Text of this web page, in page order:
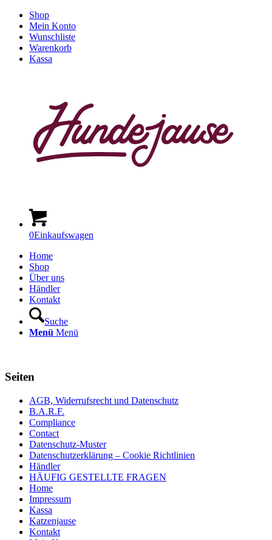
Shop
Mein Konto
Wunschliste
Warenkorb
Kassa
0Einkaufswagen
Home
Shop
Über uns
Händler
Kontakt
Suche
Menü Menü
Seiten
AGB, Widerrufsrecht und Datenschutz
B.A.R.F.
Compliance
Contact
Datenschutz-Muster
Datenschutzerklärung – Cookie Richtlinien
Händler
HÄUFIG GESTELLTE FRAGEN
Home
Impressum
Kassa
Katzenjause
Kontakt